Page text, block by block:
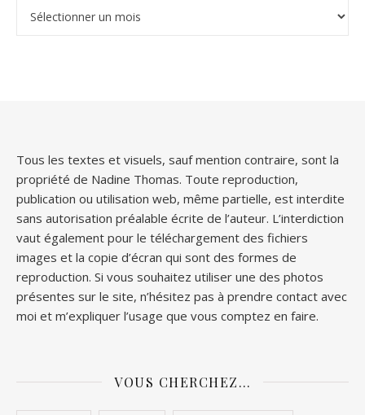
Tous les textes et visuels, sauf mention contraire, sont la
propriété de Nadine Thomas. Toute reproduction,
publication ou utilisation web, même partielle, est interdite
sans autorisation préalable écrite de l’auteur. L’interdiction
vaut également pour le téléchargement des fichiers
images et la copie d’écran qui sont des formes de
reproduction. Si vous souhaitez utiliser une des photos
présentes sur le site, n’hésitez pas à prendre contact avec
moi et m’expliquer l’usage que vous comptez en faire.
VOUS CHERCHEZ…